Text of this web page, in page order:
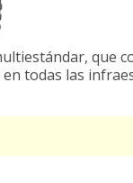
que
todas las